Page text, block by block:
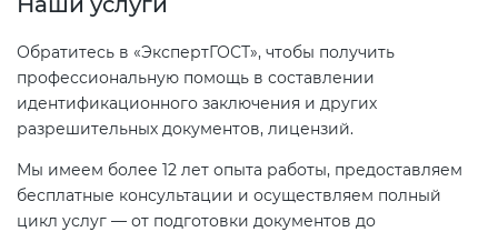
Обратитесь в «ЭкспертГОСТ», чтобы получить
профессиональную помощь в составлении
идентификационного заключения и других
разрешительных документов, лицензий.
Мы имеем более 12 лет опыта работы, предоставляем
бесплатные консультации и осуществляем полный
цикл услуг — от подготовки документов до